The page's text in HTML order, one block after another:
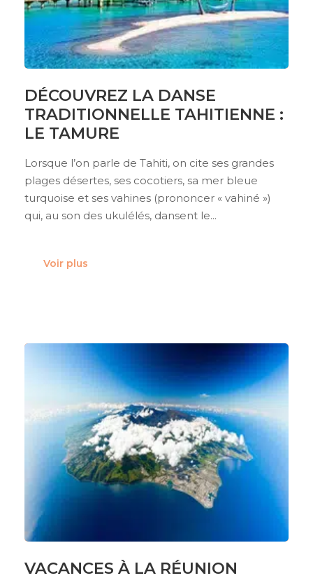
DÉCOUVREZ LA DANSE
TRADITIONNELLE TAHITIENNE :
LE TAMURE
Lorsque l’on parle de Tahiti, on cite ses grandes
plages désertes, ses cocotiers, sa mer bleue
turquoise et ses vahines (prononcer « vahiné »)
qui, au son des ukulélés, dansent le...
Voir plus
VACANCES À LA RÉUNION